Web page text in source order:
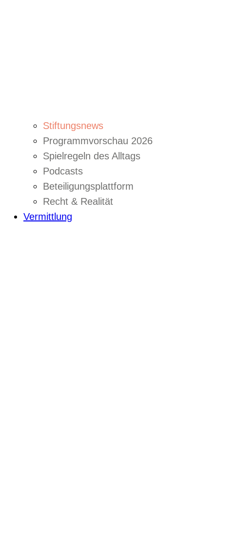
Stiftungsnews
Programmvorschau 2026
Spielregeln des Alltags
Podcasts
Beteiligungsplattform
Recht & Realität
Vermittlung